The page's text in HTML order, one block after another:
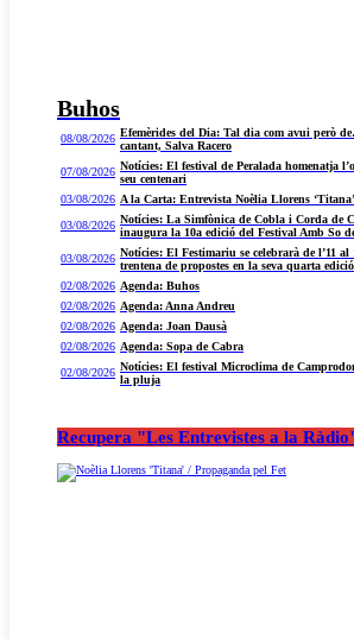
Buhos
08/08/2026 Efemèrides del Dia: Tal dia com avui però
cantant, Salva Racero
07/08/2026 Notícies: El festival de Peralada homenatja
seu centenari
03/08/2026 A la Carta: Entrevista Noèlia Llorens
03/08/2026 Notícies: La Simfònica de Cobla i Corda de
inaugura la 10a edició del Festival Amb So
03/08/2026 Notícies: El Festimariu se celebrarà de l’11 al
trentena de propostes en la seva quarta edició
02/08/2026 Agenda: Buhos
02/08/2026 Agenda: Anna Andreu
02/08/2026 Agenda: Joan Dausà
02/08/2026 Agenda: Sopa de Cabra
02/08/2026 Notícies: El festival Microclima de
la pluja
Recupera "Les Entrevistes a la